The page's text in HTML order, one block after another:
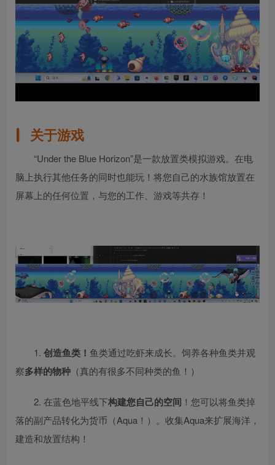
关于游戏
“Under the Blue Horizon”是一款放置类模拟游戏。在电
脑上执行其他任务的同时也能玩！将您自己的水族馆放置在
屏幕上的任何位置，与您的工作、游戏等共存！
1. 创造鱼类！ 鱼类通过吃虾来成长。饲养各种鱼类并观
察多样的物种 （真的有很多不同种类的鱼！）
2. 在蓝色地平线下构建您自己的空间 ！您可以将鱼类掉
落的副产品转化为货币（Aqua！）。收集Aqua来扩展海洋，
建造和放置结构！